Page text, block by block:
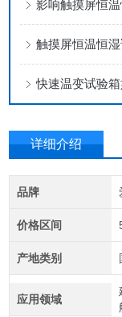
影响触摸屏恒
触摸屏恒温恒
快速温变试验
详细介绍
品牌
价格区间
产地类别
应用领域